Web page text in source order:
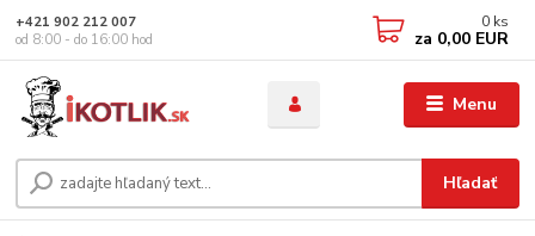
Menu
Hľadať
+421 902 212 007
od 8:00 - do 16:00 hod
0 ks
za 0,00 EUR